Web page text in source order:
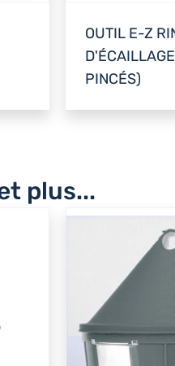
OUTIL E-Z
PINCÉS)
plus...